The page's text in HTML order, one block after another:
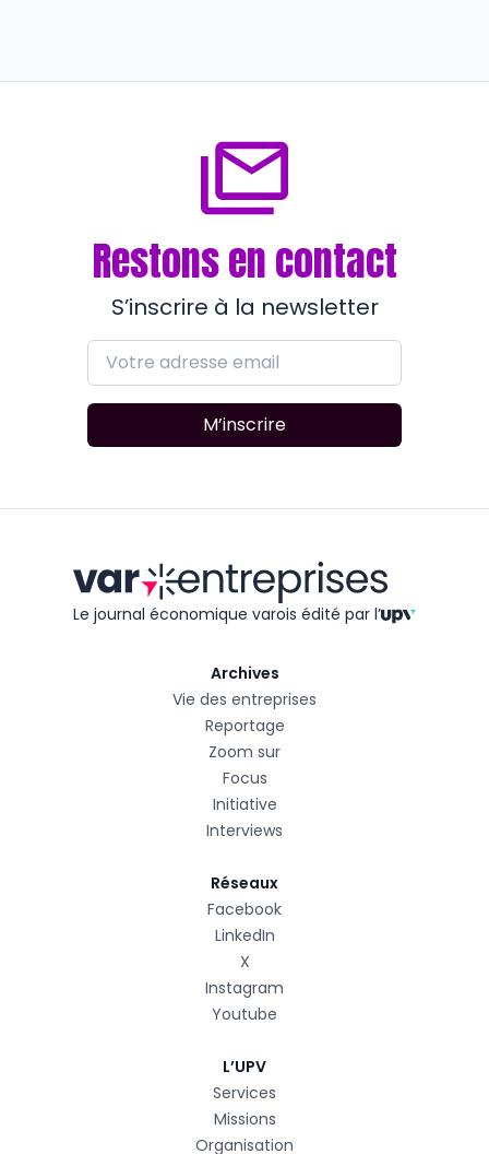
Restons en contact
S’inscrire à la newsletter
M’inscrire
Le journal économique varois édité par l’
Archives
Vie des entreprises
Reportage
Zoom sur
Focus
Initiative
Interviews
Réseaux
Facebook
LinkedIn
X
Instagram
Youtube
L’UPV
Services
Missions
Organisation